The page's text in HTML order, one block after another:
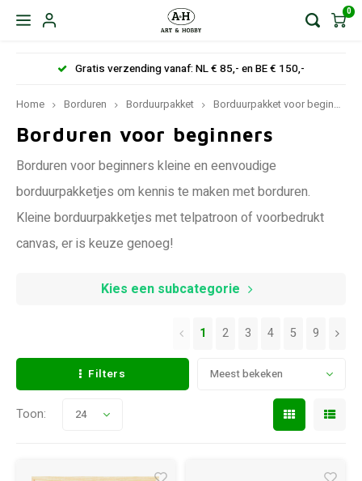
0
Gratis verzending vanaf: NL € 85,- en BE € 150,-
Home Borduren Borduurpakket Borduurpakket voor beginners
Borduren voor beginners
Borduren voor beginners kleine en eenvoudige
borduurpakketjes om kennis te maken met borduren.
Kleine borduurpakketjes met telpatroon of voorbedrukt
canvas, er is keuze genoeg!
Kies een subcategorie
Filters Meest bekeken
1 2 3 4 5 9
Toon: 24